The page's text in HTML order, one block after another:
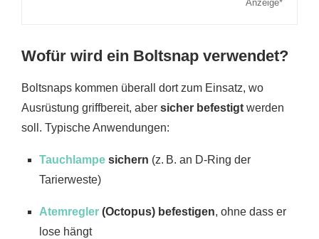
Wofür wird ein Boltsnap verwendet?
Boltsnaps kommen überall dort zum Einsatz, wo
Ausrüstung griffbereit, aber sicher befestigt werden
soll. Typische Anwendungen:
Tauchlampe sichern (z. B. an D-Ring der
Tarierweste)
Atemregler (Octopus) befestigen, ohne dass er
lose hängt